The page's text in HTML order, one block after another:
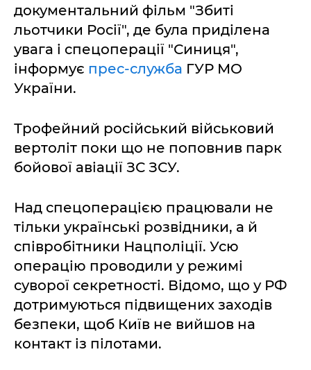
документальний фільм "Збиті
льотчики Росії", де була приділена
увага і спецоперації "Синиця",
інформує прес-служба ГУР МО
України.
Трофейний російський військовий
вертоліт поки що не поповнив парк
бойової авіації ЗС ЗСУ.
Над спецоперацією працювали не
тільки українські розвідники, а й
співробітники Нацполіції. Усю
операцію проводили у режимі
суворої секретності. Відомо, що у РФ
дотримуються підвищених заходів
безпеки, щоб Київ не вийшов на
контакт із пілотами.